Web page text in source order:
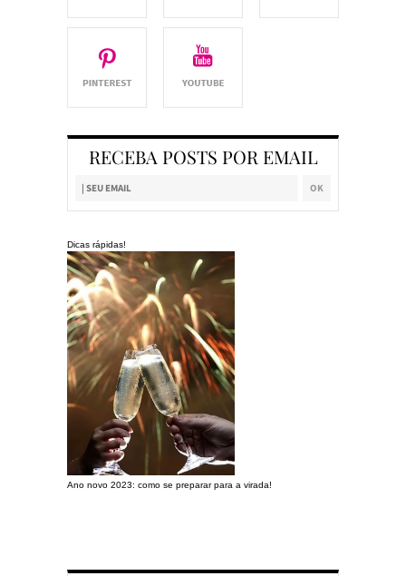
RECEBA POSTS POR EMAIL
Dicas rápidas!
Ano novo 2023: como se preparar para a virada!